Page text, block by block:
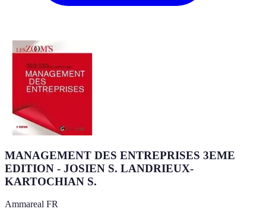
MANAGEMENT DES ENTREPRISES 3EME
EDITION - JOSIEN S. LANDRIEUX-
KARTOCHIAN S.
Ammareal FR